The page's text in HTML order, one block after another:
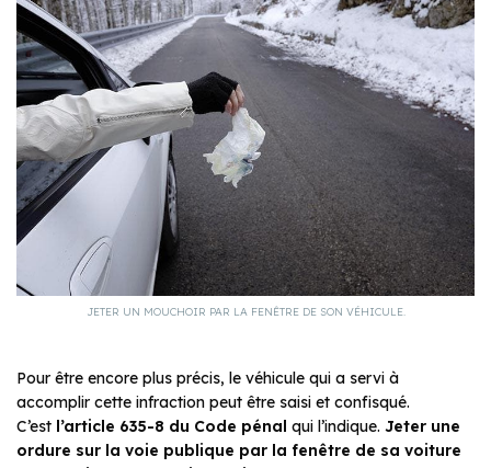
JETER UN MOUCHOIR PAR LA FENÊTRE DE SON VÉHICULE.
Pour être encore plus précis, le véhicule qui a servi à
accomplir cette infraction peut être saisi et confisqué.
C’est l’article 635-8 du Code pénal qui l’indique. Jeter une
ordure sur la voie publique par la fenêtre de sa voiture